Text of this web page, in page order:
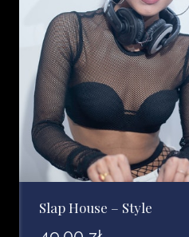
Slap House – Style